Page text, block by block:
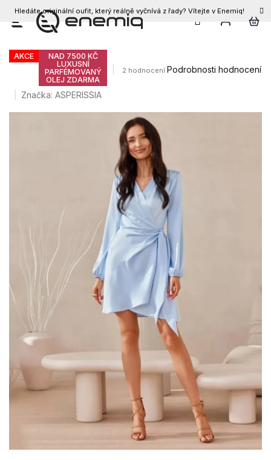
Přejít
Hledáte originální oufit, který reálně vyčnívá z řady? Vítejte v Enemiq!
CZK
Dámské šaty CATLIN
AKCE
NAD 7500 KČ
LUXUSNÍ
PARFÉMOVANÝ
OLEJ ZDARMA
Průměrné
4,5
z
5
hvězdiček.
2 hodnocení Podrobnosti hodnocení
Značka:ASPERISSIA